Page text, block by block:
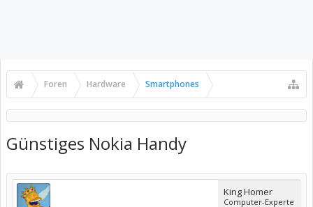
Foren Hardware Smartphones
Günstiges Nokia Handy
King Homer
Computer-Experte